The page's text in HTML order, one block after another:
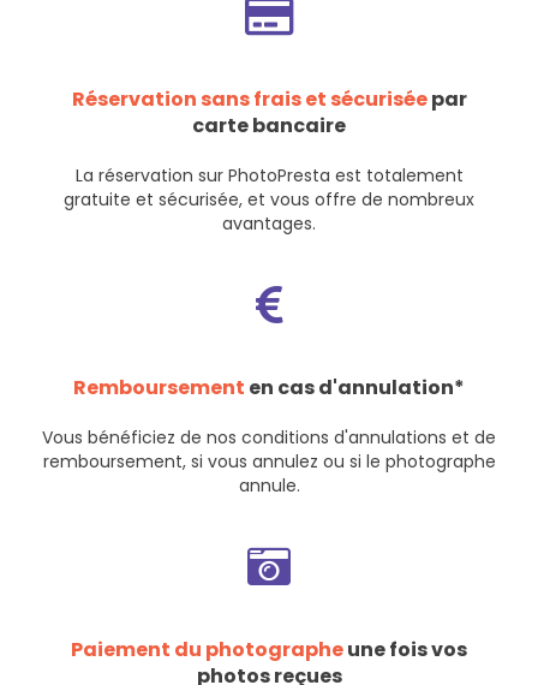
Réservation sans frais et sécuriséepar
carte bancaire
La réservation sur PhotoPresta est totalement
gratuite et sécurisée, et vous offre de nombreux
avantages.
Remboursement en cas d'annulation*
Vous bénéficiez de nos conditions d'annulations et de
remboursement, si vous annulez ou si le photographe
annule.
Paiement du photographeune fois vos
photos reçues